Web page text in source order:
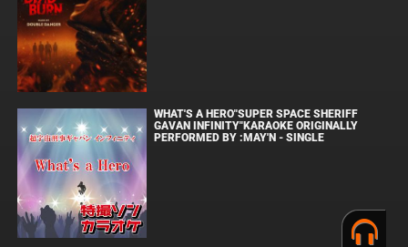
WHAT'S A HERO"SUPER SPACE SHERIFF
GAVAN INFINITY"KARAOKE ORIGINALLY
PERFORMED BY :MAY'N - SINGLE